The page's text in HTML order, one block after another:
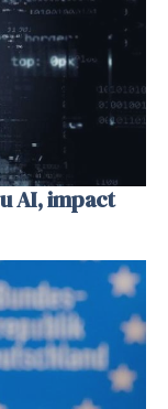
AI, impact